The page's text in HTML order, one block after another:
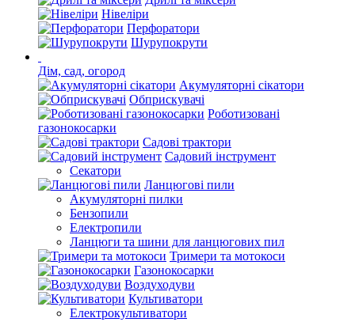
Нівеліри
Перфоратори
Шурупокрути
Дім, сад, огород
Акумуляторні сікатори
Обприскувачі
Роботизовані
газонокосарки
Садові трактори
Садовий інструмент
Секатори
Ланцюгові пили
Акумуляторні пилки
Бензопили
Електропили
Ланцюги та шини для ланцюгових пил
Тримери та мотокоси
Газонокосарки
Воздуходуви
Культиватори
Електрокультиватори